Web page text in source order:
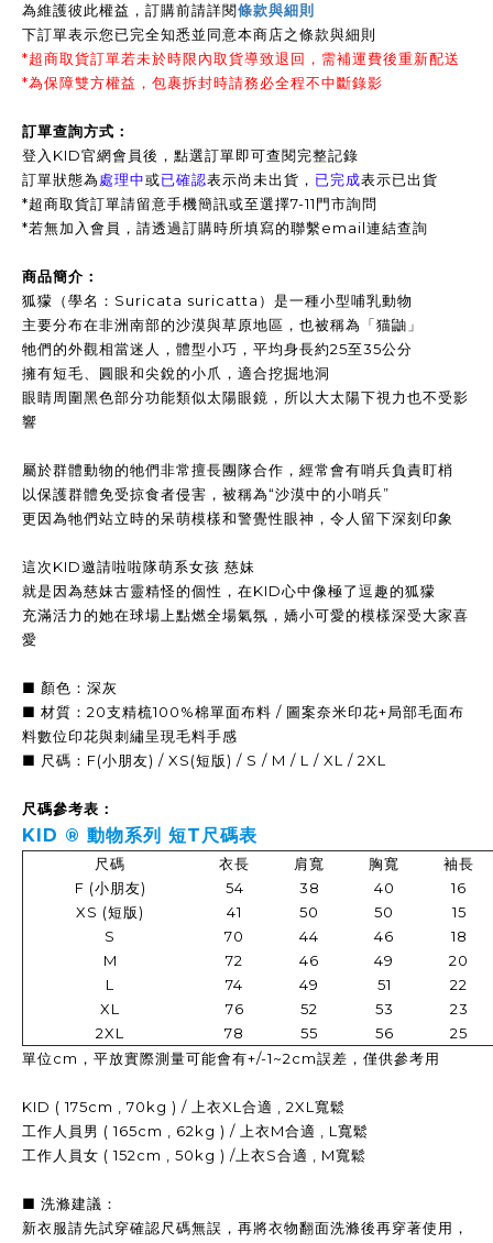
為維護彼此權益，訂購前請詳閱條款與細則
下訂單表示您已完全知悉並同意本商店之條款與細則
*超商取貨訂單若未於時限內取貨導致退回，需補運費後重新配送
*為保障雙方權益，包裹拆封時請務必全程不中斷錄影
訂單查詢方式：
登入KID官網會員後，點選訂單即可查閱完整記錄
訂單狀態為處理中或已確認表示尚未出貨， 已完成表示已出貨
*超商取貨訂單請留意手機簡訊或至選擇7-11門市詢問
*若無加入會員，請透過訂購時所填寫的聯繫email連結查詢
商品簡介：
狐獴（學名：Suricata suricatta）是一種小型哺乳動物
主要分布在非洲南部的沙漠與草原地區，也被稱為「猫鼬」
牠們的外觀相當迷人，體型小巧，平均身長約25至35公分
擁有短毛、圓眼和尖銳的小爪，適合挖掘地洞
眼睛周圍黑色部分功能類似太陽眼鏡，所以大太陽下視力也不受影
響
屬於群體動物的牠們非常擅長團隊合作，經常會有哨兵負責盯梢
以保護群體免受掠食者侵害，被稱為“沙漠中的小哨兵”
更因為牠們站立時的呆萌模樣和警覺性眼神，令人留下深刻印象
這次KID邀請啦啦隊萌系女孩 慈妹
就是因為慈妹古靈精怪的個性，在KID心中像極了逗趣的狐獴
充滿活力的她在球場上點燃全場氣氛，嬌小可愛的模樣深受大家喜
愛
■ 顏色：深灰
■ 材質：20支精梳100%棉單面布料 / 圖案奈米印花+局部毛面布
料數位印花與刺繡呈現毛料手感
■ 尺碼：F(小朋友) / XS(短版) / S / M / L / XL / 2XL
尺碼參考表：
KID ® 動物系列 短T尺碼表
尺碼 衣長 肩寬 胸寬
袖長
F (小朋友)
54 38 40
16
XS (短版)
41 50 50
15
S
70 44 46
18
M
72 46 49
20
L
74 49 51
22
XL
76 52 53
23
2XL
78 55 56
25
單位cm，平放實際測量可能會有+/-1~2cm誤差，僅供參考用
KID ( 175cm , 70kg ) / 上衣XL合適 , 2XL寬鬆
工作人員男 ( 165cm , 62kg ) / 上衣M合適 , L寬鬆
工作人員女 ( 152cm , 50kg ) /上衣S合適 , M寬鬆
■ 洗滌建議：
新衣服請先試穿確認尺碼無誤，再將衣物翻面洗滌後再穿著使用，